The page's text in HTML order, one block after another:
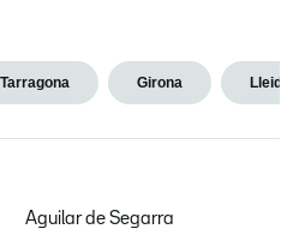
Tarragona Girona Lleida
Aguilar de Segarra